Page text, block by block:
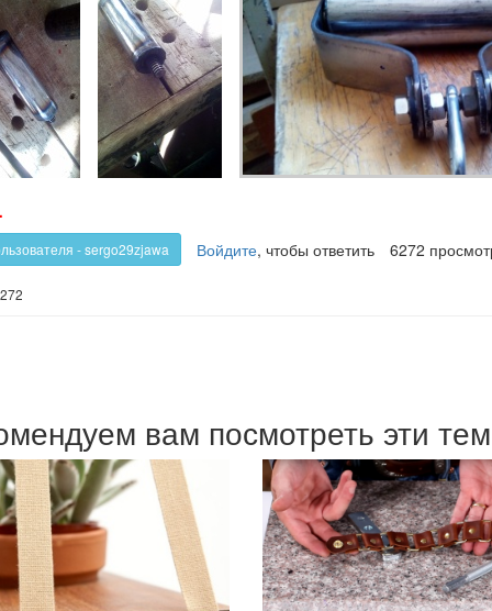
против!
- sergo29zjawa Войдите, чтобы ответить 6272
вам посмотреть эти